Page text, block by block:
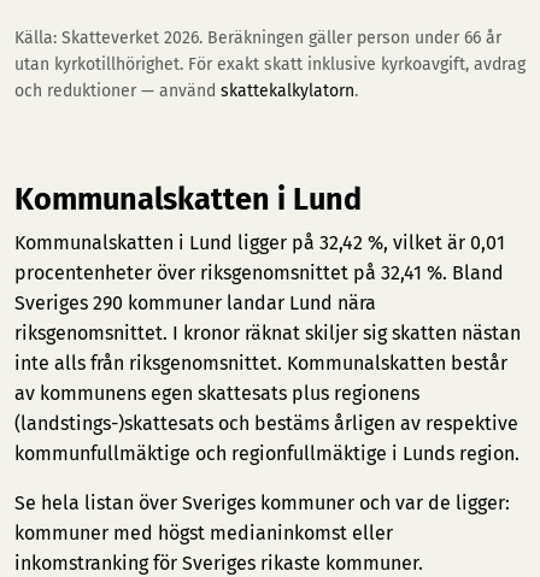
Källa: Skatteverket 2026. Beräkningen gäller person under 66 år
utan kyrkotillhörighet. För exakt skatt inklusive kyrkoavgift, avdrag
och reduktioner — använd skattekalkylatorn.
Kommunalskatten i Lund
Kommunalskatten i Lund ligger på 32,42 %, vilket är 0,01
procentenheter över riksgenomsnittet på 32,41 %. Bland
Sveriges 290 kommuner landar Lund nära
riksgenomsnittet. I kronor räknat skiljer sig skatten nästan
inte alls från riksgenomsnittet. Kommunalskatten består
av kommunens egen skattesats plus regionens
(landstings-)skattesats och bestäms årligen av respektive
kommunfullmäktige och regionfullmäktige i Lunds region.
Se hela listan över Sveriges kommuner och var de ligger:
kommuner med högst medianinkomst eller
inkomstranking för Sveriges rikaste kommuner.